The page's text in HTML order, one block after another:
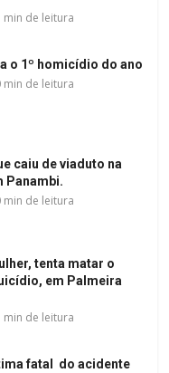
min de leitura
o 1º homicídio do ano
min de leitura
caiu de viaduto na
Panambi.
min de leitura
tenta matar o
em Palmeira
min de leitura
fatal do acidente